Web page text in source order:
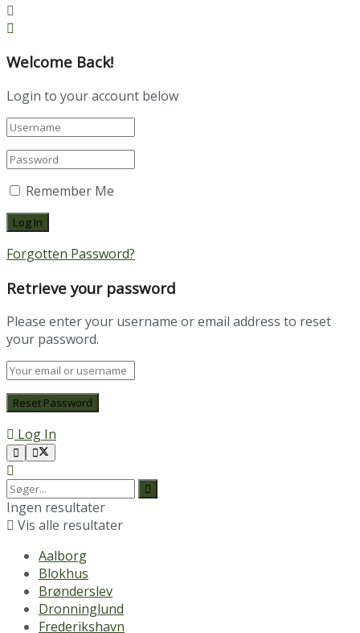
Welcome Back!
Login to your account below
Remember Me
Forgotten Password?
Retrieve your password
Please enter your username or email address to reset
your password.
Log In
Ingen resultater
Vis alle resultater
Aalborg
Blokhus
Brønderslev
Dronninglund
Frederikshavn